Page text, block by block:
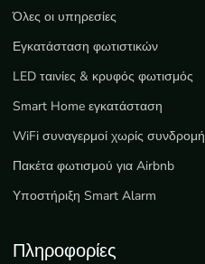
Όλες οι υπηρεσίες
Εγκατάσταση φωτιστικών
LED ταινίες & κρυφός φωτισμός
Smart Home εγκατάσταση
WiFi συναγερμοί χωρίς συνδρομή
Πακέτα φωτισμού για Airbnb
Υποστήριξη Smart Alarm
Πληροφορίες